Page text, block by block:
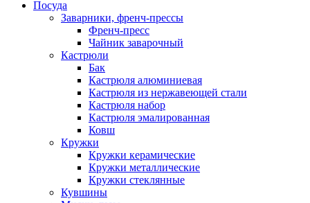
Посуда
Заварники, френч-прессы
Френч-пресс
Чайник заварочный
Кастрюли
Бак
Кастрюля алюминиевая
Кастрюля из нержавеющей стали
Кастрюля набор
Кастрюля эмалированная
Ковш
Кружки
Кружки керамические
Кружки металлические
Кружки стеклянные
Кувшины